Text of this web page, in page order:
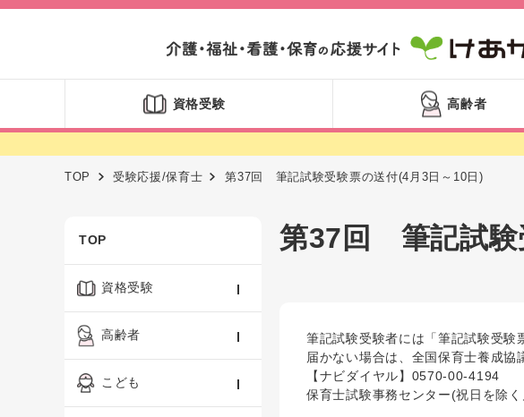
資格受験 高齢者
TOP 受験応援/保育士 第37回 筆記試験受験票の送付(4月3日～10日)
TOP
資格受験
ケアマネジャー
精神保健福祉士
高齢者
認知症ケア・介護技術
こども
第37回 筆記試験
筆記試験受験者には「筆記試験受験
届かない場合は、全国保育士養成協
【ナビダイヤル】0570-00-4194
保育士試験事務センター(祝日を除